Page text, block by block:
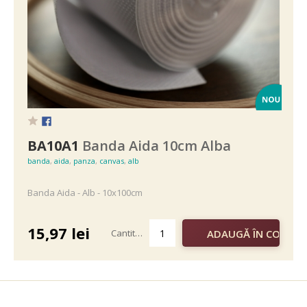
BA10A1 Banda Aida 10cm Alba
banda, aida, panza, canvas, alb
Banda Aida - Alb - 10x100cm
15,97 lei Cantitate